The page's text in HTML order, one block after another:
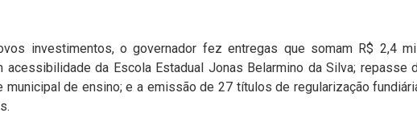
investimentos, o governador fez entregas que somam R$ 2,4
acessibilidade da Escola Estadual Jonas Belarmino da Silva; repasse
municipal de ensino; e a emissão de 27 títulos de regularização